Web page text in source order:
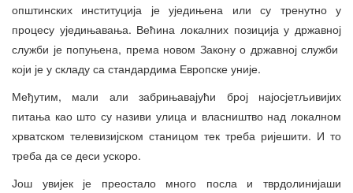
општинских институција је уједињена или су тренутно у
процесу уједињавања. Већина локалних позиција у државној
служби је попуњена, према новом Закону о државној служби
који је у складу са стандардима Европске уније.
Међутим, мали али забрињавајући број најосјетљивијих
питања као што су називи улица и власништво над локалном
хрватском телевизијском станицом тек треба ријешити. И то
треба да се деси ускоро.
Још увијек је преостало много посла и тврдолинијаши